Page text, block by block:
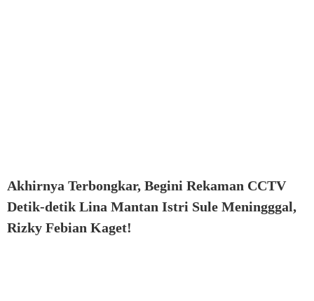
Akhirnya Terbongkar, Begini Rekaman CCTV
Detik-detik Lina Mantan Istri Sule Meningggal,
Rizky Febian Kaget!